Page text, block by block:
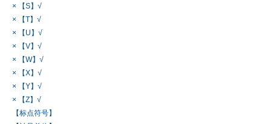
× 【S】√
× 【T】√
× 【U】√
× 【V】√
× 【W】√
× 【X】√
× 【Y】√
× 【Z】√
【标点符号】